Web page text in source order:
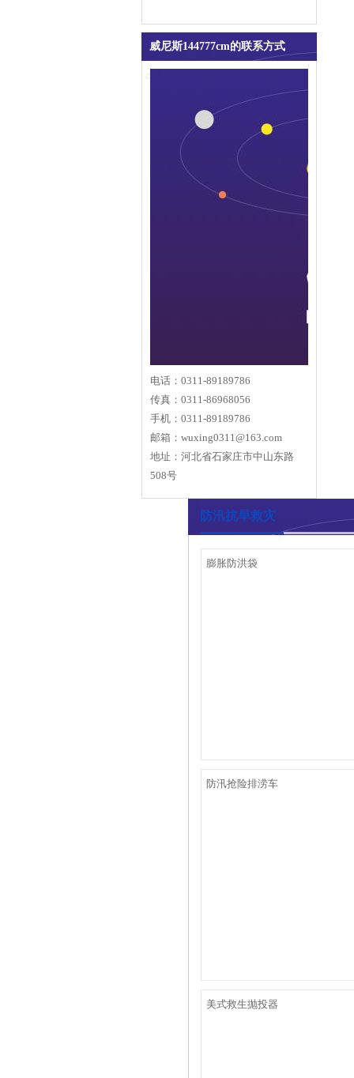
吸水膨胀袋
便携式防汛抢险打桩机
威尼斯144777cm的联系方式
contact us
电话：0311-89189786
传真：0311-86968056
手机：0311-89189786
邮箱： wuxing0311@163.com
地址：河北省石家庄市中山东路
508号
防汛抗旱救灾
膨胀防洪袋
防汛抢险排涝车
美式救生抛投器